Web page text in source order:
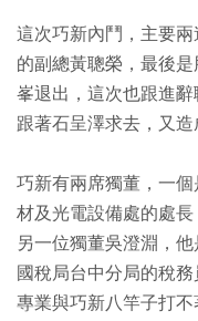
這次巧新內鬥，主要
的副總黃聰榮，最後
峯退出，這次也跟進
跟著石呈澤求去，又造
巧新有兩席獨董，一
材及光電設備處的處長
另一位獨董吳澄淵，
國稅局台中分局的稅
專業與巧新八竿子打不